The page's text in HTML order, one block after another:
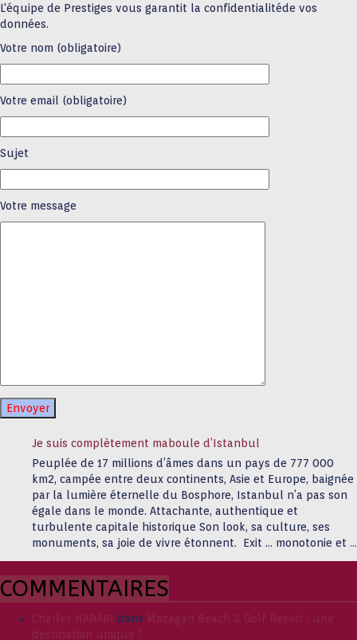
L'équipe de Prestiges vous garantit la confidentialitéde vos
données.
Votre nom (obligatoire)
Votre email (obligatoire)
Sujet
Votre message
Je suis complètement maboule d’Istanbul
Peuplée de 17 millions d’âmes dans un pays de 777 000
km2, campée entre deux continents, Asie et Europe, baignée
par la lumière éternelle du Bosphore, Istanbul n’a pas son
égale dans le monde. Attachante, authentique et
turbulente capitale historique Son look, sa culture, ses
monuments, sa joie de vivre étonnent. Exit … monotonie et …
COMMENTAIRES
Charles HARARI dans Mazagan Beach & Golf Resort : une
destination unique !